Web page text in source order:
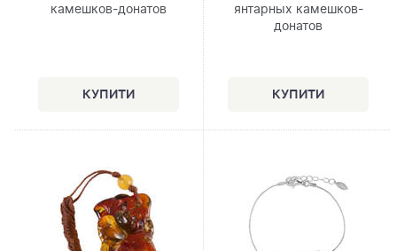
камешков-донатов
янтарных камешков-
донатов